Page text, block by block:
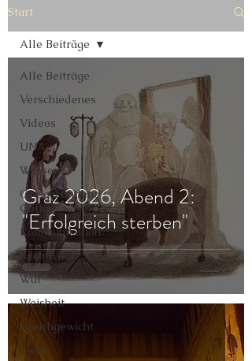
Start
Alle Beiträge
Verschiedenes
Videos
UNA
Wasser
Ortsgebundene
Götter
Kommunikation
Kreativität
Wut
Weisheit
Gleichgewicht
Liebe
Alle Beiträge
Graz 2026, Abend 2:
"Erfolgreich sterben"